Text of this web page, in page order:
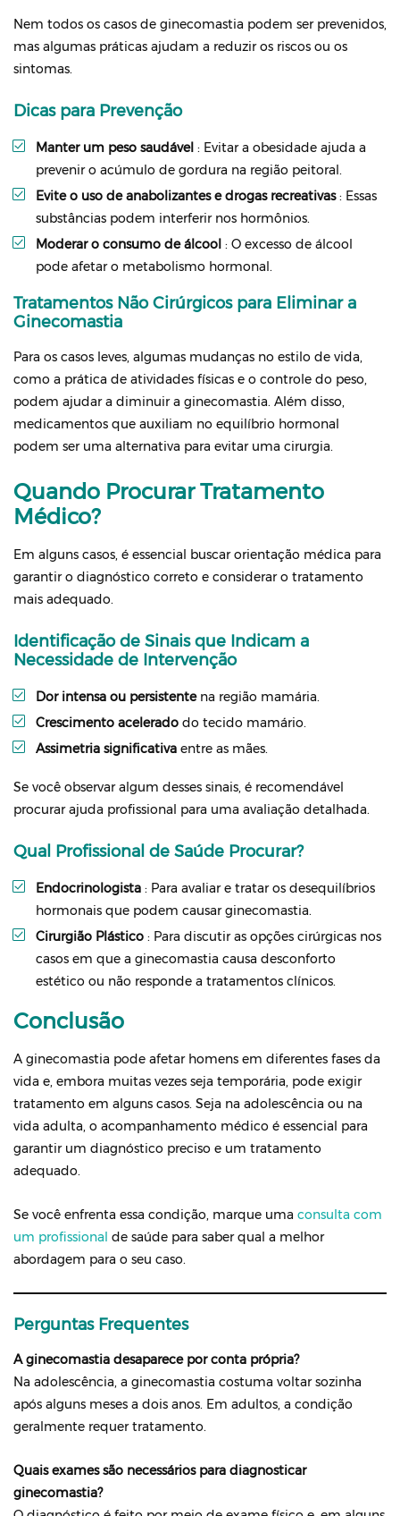
Nem todos os casos de ginecomastia podem ser prevenidos,
mas algumas práticas ajudam a reduzir os riscos ou os
sintomas.
Dicas para Prevenção
Manter um peso saudável : Evitar a obesidade ajuda a
prevenir o acúmulo de gordura na região peitoral.
Evite o uso de anabolizantes e drogas recreativas: Essas
substâncias podem interferir nos hormônios.
Moderar o consumo de álcool : O excesso de álcool
pode afetar o metabolismo hormonal.
Tratamentos Não Cirúrgicos para Eliminar a
Ginecomastia
Para os casos leves, algumas mudanças no estilo de vida,
como a prática de atividades físicas e o controle do peso,
podem ajudar a diminuir a ginecomastia. Além disso,
medicamentos que auxiliam no equilíbrio hormonal
podem ser uma alternativa para evitar uma cirurgia.
Quando Procurar Tratamento
Médico?
Em alguns casos, é essencial buscar orientação médica para
garantir o diagnóstico correto e considerar o tratamento
mais adequado.
Identificação de Sinais que Indicam a
Necessidade de Intervenção
Dor intensa ou persistentena região mamária.
Crescimento acelerado do tecido mamário.
Assimetria significativa entre as mães.
Se você observar algum desses sinais, é recomendável
procurar ajuda profissional para uma avaliação detalhada.
Qual Profissional de Saúde Procurar?
Endocrinologista : Para avaliar e tratar os desequilíbrios
hormonais que podem causar ginecomastia.
Cirurgião Plástico : Para discutir as opções cirúrgicas nos
casos em que a ginecomastia causa desconforto
estético ou não responde a tratamentos clínicos.
Conclusão
A ginecomastia pode afetar homens em diferentes fases da
vida e, embora muitas vezes seja temporária, pode exigir
tratamento em alguns casos. Seja na adolescência ou na
vida adulta, o acompanhamento médico é essencial para
garantir um diagnóstico preciso e um tratamento
adequado.
Se você enfrenta essa condição, marque uma consulta com
um profissional de saúde para saber qual a melhor
abordagem para o seu caso.
Perguntas Frequentes
A ginecomastia desaparece por conta própria?
Na adolescência, a ginecomastia costuma voltar sozinha
após alguns meses a dois anos. Em adultos, a condição
geralmente requer tratamento.
Quais exames são necessários para diagnosticar
ginecomastia?